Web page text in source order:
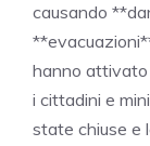
causando
hanno attivato
i cittadini e
state chiuse e